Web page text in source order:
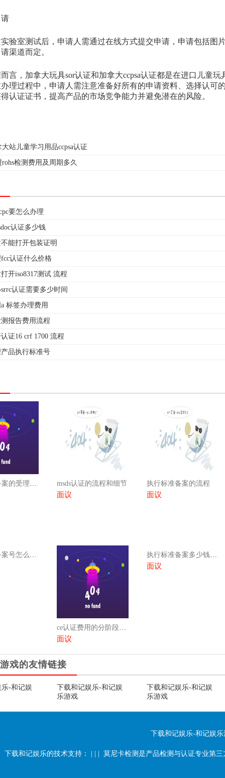
室测试后，申请人需通过在线方式提交申请，申请包括图片
渠道而定。
加拿大玩具sor认证和加拿大ccpsa认证都是在进口儿童玩
理过程中，申请人需注意准备好所有的申请资料、选择认可
认证证书，提高产品的市场竞争能力并避免潜在的风险。
大站儿童学习用品ccpsa认证
rohs检测费用及周期多久
要怎么办理
认证多少钱
能打开包装证明
认证什么价格
开iso8317测试 流程
认证需要多少时间
标签办理费用
报告费用流程
证16 crf 1700 流程
品执行标准号
执行标准备案的受理机构 msds认证的流程和细节
面议
执行标准备案的流程
面议
执行标准备案号怎么查（执行标准备案号怎么查不到）
ce认证费用的分阶段支付
面议
执行标准备案多少钱（执行标准备案多少钱一次）
面议
戏的友情链接
-和记娱
下载和记娱乐-和记娱
乐游戏
下载和记娱乐-和记娱
乐游戏
下载和记娱乐-和记娱乐
下载和记娱乐的技术支持： | | | 莫尼卡检测是产品检测与认证专业第